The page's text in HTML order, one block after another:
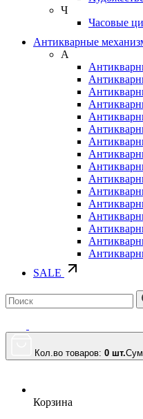
Ч
Часовые
Антикварные
А
SALE
Кол.во товаров: 0 шт.
Корзина